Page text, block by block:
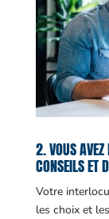
2. VOUS AVEZ
CONSEILS ET
Votre
les choix et